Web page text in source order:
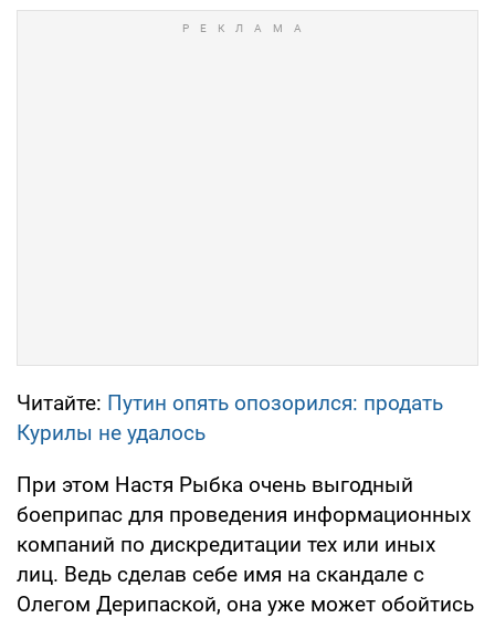
Читайте: Путин опять опозорился: продать
Курилы не удалось
При этом Настя Рыбка очень выгодный
боеприпас для проведения информационных
компаний по дискредитации тех или иных
лиц. Ведь сделав себе имя на скандале с
Олегом Дерипаской, она уже может обойтись